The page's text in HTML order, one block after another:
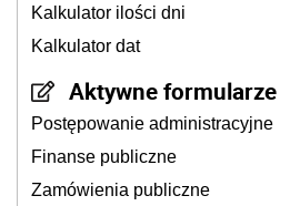
Kalkulator ilości dni
Kalkulator dat
Aktywne formularze
Postępowanie administracyjne
Finanse publiczne
Zamówienia publiczne